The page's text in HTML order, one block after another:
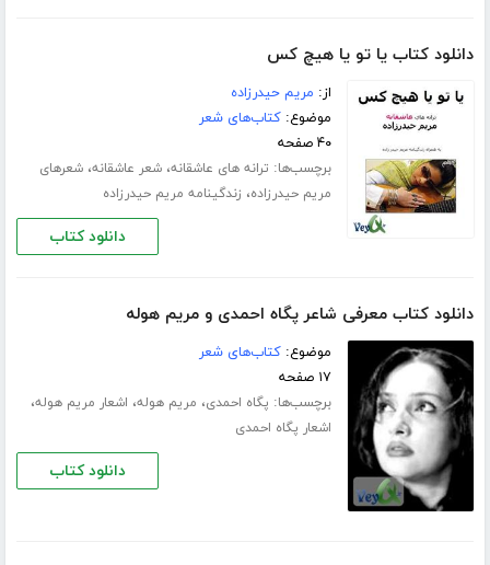
دانلود کتاب یا تو یا هیچ کس
از: مریم حیدرزاده
موضوع:کتاب‌های شعر
۴۰ صفحه
برچسب‌ها: ترانه های عاشقانه،شعر عاشقانه،شعرهای
مریم حیدرزاده، زندگینامه مریم حیدرزاده
دانلود کتاب
دانلود کتاب معرفی شاعر پگاه احمدی و مریم هوله
موضوع:کتاب‌های شعر
۱۷ صفحه
برچسب‌ها: پگاه احمدی، مریم هوله، اشعار مریم هوله،
اشعار پگاه احمدی
دانلود کتاب